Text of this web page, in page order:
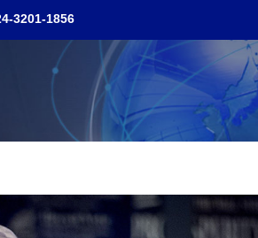
3201-1856